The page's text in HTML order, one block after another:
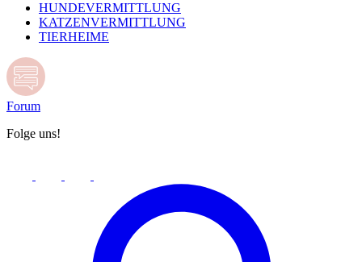
HUNDEVERMITTLUNG
KATZENVERMITTLUNG
TIERHEIME
Forum
Folge uns!